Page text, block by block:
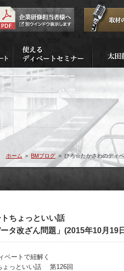
ホーム > BMブログ > ひろ☆たかさわのディ
ちょっといい話
タ改ざん問題」(2015年10月19
ベートで紐解く
っといい話 第126回